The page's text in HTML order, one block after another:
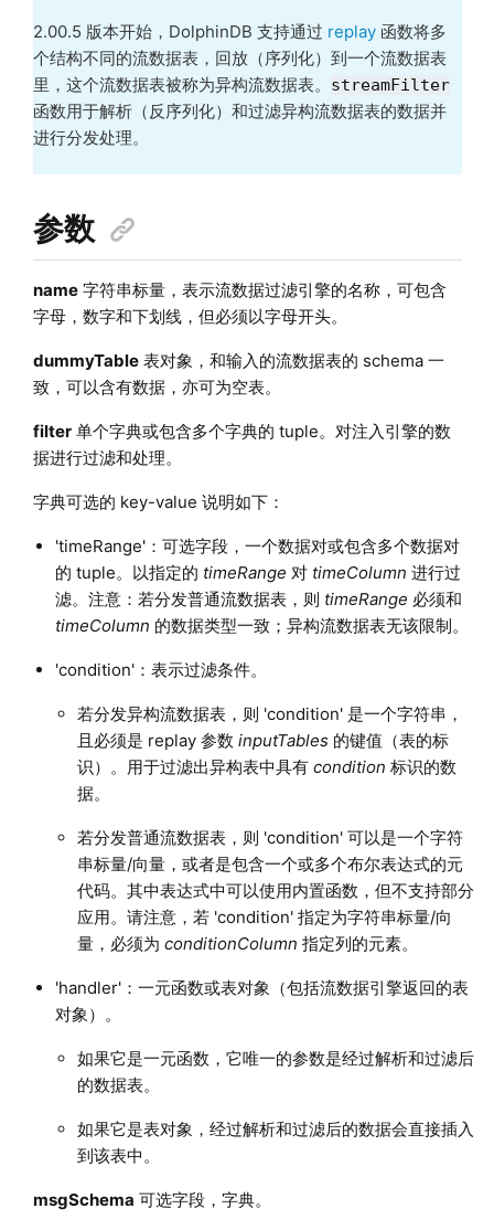
2.00.5 版本开始，DolphinDB 支持通过 replay函数将多
个结构不同的流数据表，回放（序列化）到一个流数据表
里，这个流数据表被称为异构流数据表。
streamFilter
函数用于解析（反序列化）和过滤异构流数据表的数据并
进行分发处理。
参数
name字符串标量，表示流数据过滤引擎的名称，可包含
字母，数字和下划线，但必须以字母开头。
dummyTable表对象，和输入的流数据表的 schema 一
致，可以含有数据，亦可为空表。
filter单个字典或包含多个字典的 tuple。对注入引擎的数
据进行过滤和处理。
字典可选的 key-value 说明如下：
'timeRange'：可选字段，一个数据对或包含多个数据对
的 tuple。以指定的 timeRange 对 timeColumn 进行过
滤。注意：若分发普通流数据表，则 timeRange 必须和
timeColumn 的数据类型一致；异构流数据表无该限制。
'condition'：表示过滤条件。
若分发异构流数据表，则 'condition' 是一个字符串，
且必须是 replay 参数 inputTables的键值（表的标
识）。用于过滤出异构表中具有 condition 标识的数
据。
若分发普通流数据表，则 'condition' 可以是一个字符
串标量/向量，或者是包含一个或多个布尔表达式的元
代码。其中表达式中可以使用内置函数，但不支持部分
应用。请注意，若 'condition' 指定为字符串标量/向
量，必须为 conditionColumn 指定列的元素。
'handler'：一元函数或表对象（包括流数据引擎返回的表
对象）。
如果它是一元函数，它唯一的参数是经过解析和过滤后
的数据表。
如果它是表对象，经过解析和过滤后的数据会直接插入
到该表中。
msgSchema 可选字段，字典。